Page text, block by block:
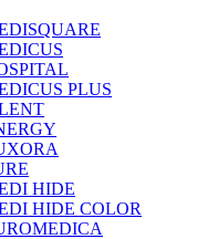
PLUS
HIDE
HIDE COLOR